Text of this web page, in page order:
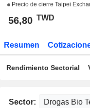
Precio de cierre Taipei
56,80 TWD
Resumen
Rendimiento Sectorial
Sector: